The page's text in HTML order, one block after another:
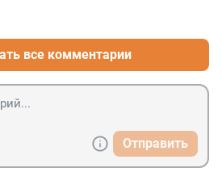
все комментарии
Отправить